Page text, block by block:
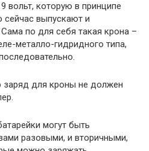
вольт, которую в принципе
сейчас выпускают и
по для себя такая крона –
металло-гидридного типа,
заряд для кроны не должен
могут быть
разовыми, и вторичными,